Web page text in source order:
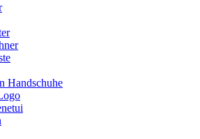
Handschuhe